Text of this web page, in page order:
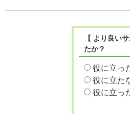
【 より良い
たか？
役に立っ
役に立た
役に立っ